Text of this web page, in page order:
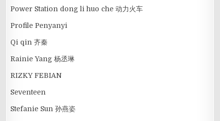
Power Station dong li huo che 动力火车
Profile Penyanyi
Qi qin 齐秦
Rainie Yang 杨丞琳
RIZKY FEBIAN
Seventeen
Stefanie Sun 孙燕姿